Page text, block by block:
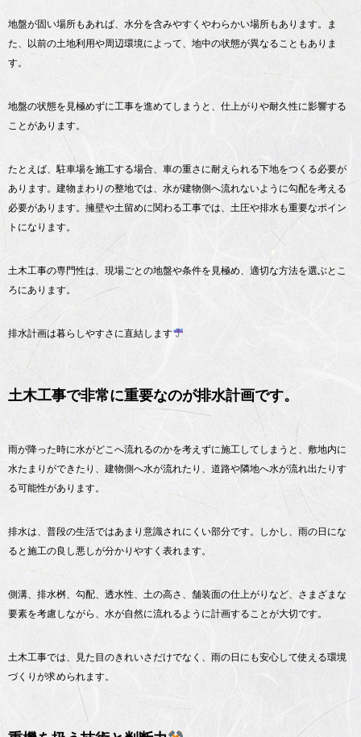
地盤が固い場所もあれば、水分を含みやすくやわらかい場所もあります。ま
た、以前の土地利用や周辺環境によって、地中の状態が異なることもありま
す。
地盤の状態を見極めずに工事を進めてしまうと、仕上がりや耐久性に影響する
ことがあります。
たとえば、駐車場を施工する場合、車の重さに耐えられる下地をつくる必要が
あります。建物まわりの整地では、水が建物側へ流れないように勾配を考える
必要があります。擁壁や土留めに関わる工事では、土圧や排水も重要なポイン
トになります。
土木工事の専門性は、現場ごとの地盤や条件を見極め、適切な方法を選ぶとこ
ろにあります。
排水計画は暮らしやすさに直結します
土木工事で非常に重要なのが排水計画です。
雨が降った時に水がどこへ流れるのかを考えずに施工してしまうと、敷地内に
水たまりができたり、建物側へ水が流れたり、道路や隣地へ水が流れ出たりす
る可能性があります。
排水は、普段の生活ではあまり意識されにくい部分です。しかし、雨の日にな
ると施工の良し悪しが分かりやすく表れます。
側溝、排水桝、勾配、透水性、土の高さ、舗装面の仕上がりなど、さまざまな
要素を考慮しながら、水が自然に流れるように計画することが大切です。
土木工事では、見た目のきれいさだけでなく、雨の日にも安心して使える環境
づくりが求められます。